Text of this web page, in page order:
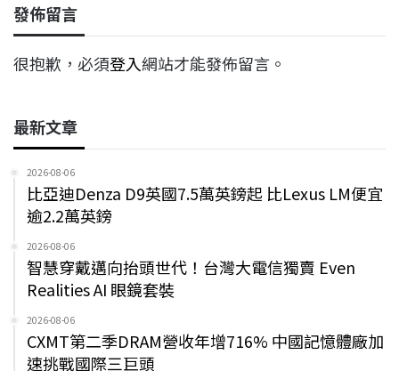
發佈留言
很抱歉，必須登入網站才能發佈留言。
最新文章
2026-08-06
比亞迪Denza D9英國7.5萬英鎊起 比Lexus LM便宜
逾2.2萬英鎊
2026-08-06
智慧穿戴邁向抬頭世代！台灣大電信獨賣 Even
Realities AI 眼鏡套裝
2026-08-06
CXMT第二季DRAM營收年增716% 中國記憶體廠加
速挑戰國際三巨頭